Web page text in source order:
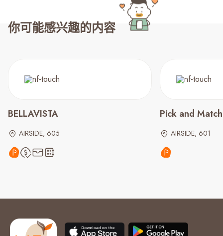
你可能感兴趣的内容
BELLAVISTA
AIRSIDE, 605
Pick and Match
AIRSIDE, 601